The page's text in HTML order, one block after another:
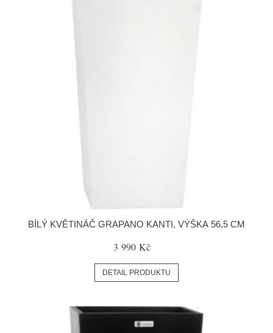
BÍLÝ KVĚTINÁČ GRAPANO KANTI, VÝŠKA 56,5 CM
3 990 Kč
DETAIL PRODUKTU